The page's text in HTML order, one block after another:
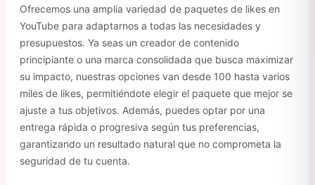
Ofrecemos una amplia variedad de paquetes de likes en
YouTube para adaptarnos a todas las necesidades y
presupuestos. Ya seas un creador de contenido
principiante o una marca consolidada que busca maximizar
su impacto, nuestras opciones van desde 100 hasta varios
miles de likes, permitiéndote elegir el paquete que mejor se
ajuste a tus objetivos. Además, puedes optar por una
entrega rápida o progresiva según tus preferencias,
garantizando un resultado natural que no comprometa la
seguridad de tu cuenta.